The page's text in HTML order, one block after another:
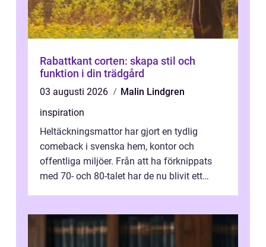
Rabattkant corten: skapa stil och
funktion i din trädgård
03 augusti 2026
Malin Lindgren
inspiration
Heltäckningsmattor har gjort en tydlig
comeback i svenska hem, kontor och
offentliga miljöer. Från att ha förknippats
med 70- och 80-talet har de nu blivit ett